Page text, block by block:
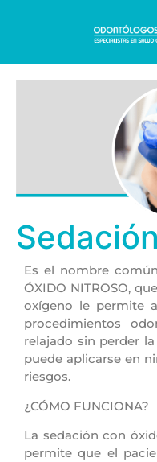
Sedación
Es el nombre
ÓXIDO NITROSO,
oxígeno le permite
procedimientos
relajado sin perder
puede aplicarse en
riesgos.
¿CÓMO FUNCIONA?
La sedación con
permite que el